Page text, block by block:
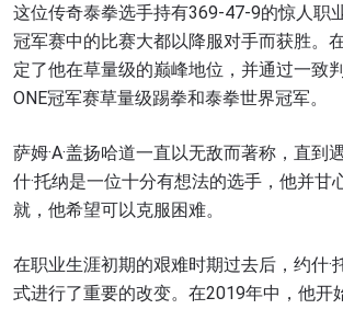
这位传奇泰拳选手持有369-47-9的惊人职
冠军赛中的比赛大都以降服对手而获胜。
定了他在草量级的巅峰地位，并通过一致
ONE冠军赛草量级踢拳和泰拳世界冠军。
萨姆·A·盖扬哈道一直以无敌而著称，直到
什·托纳是一位十分有想法的选手，他并甘
就，他希望可以克服困难。
在职业生涯初期的艰难时期过去后，约什·
式进行了重要的改变。在2019年中，他开